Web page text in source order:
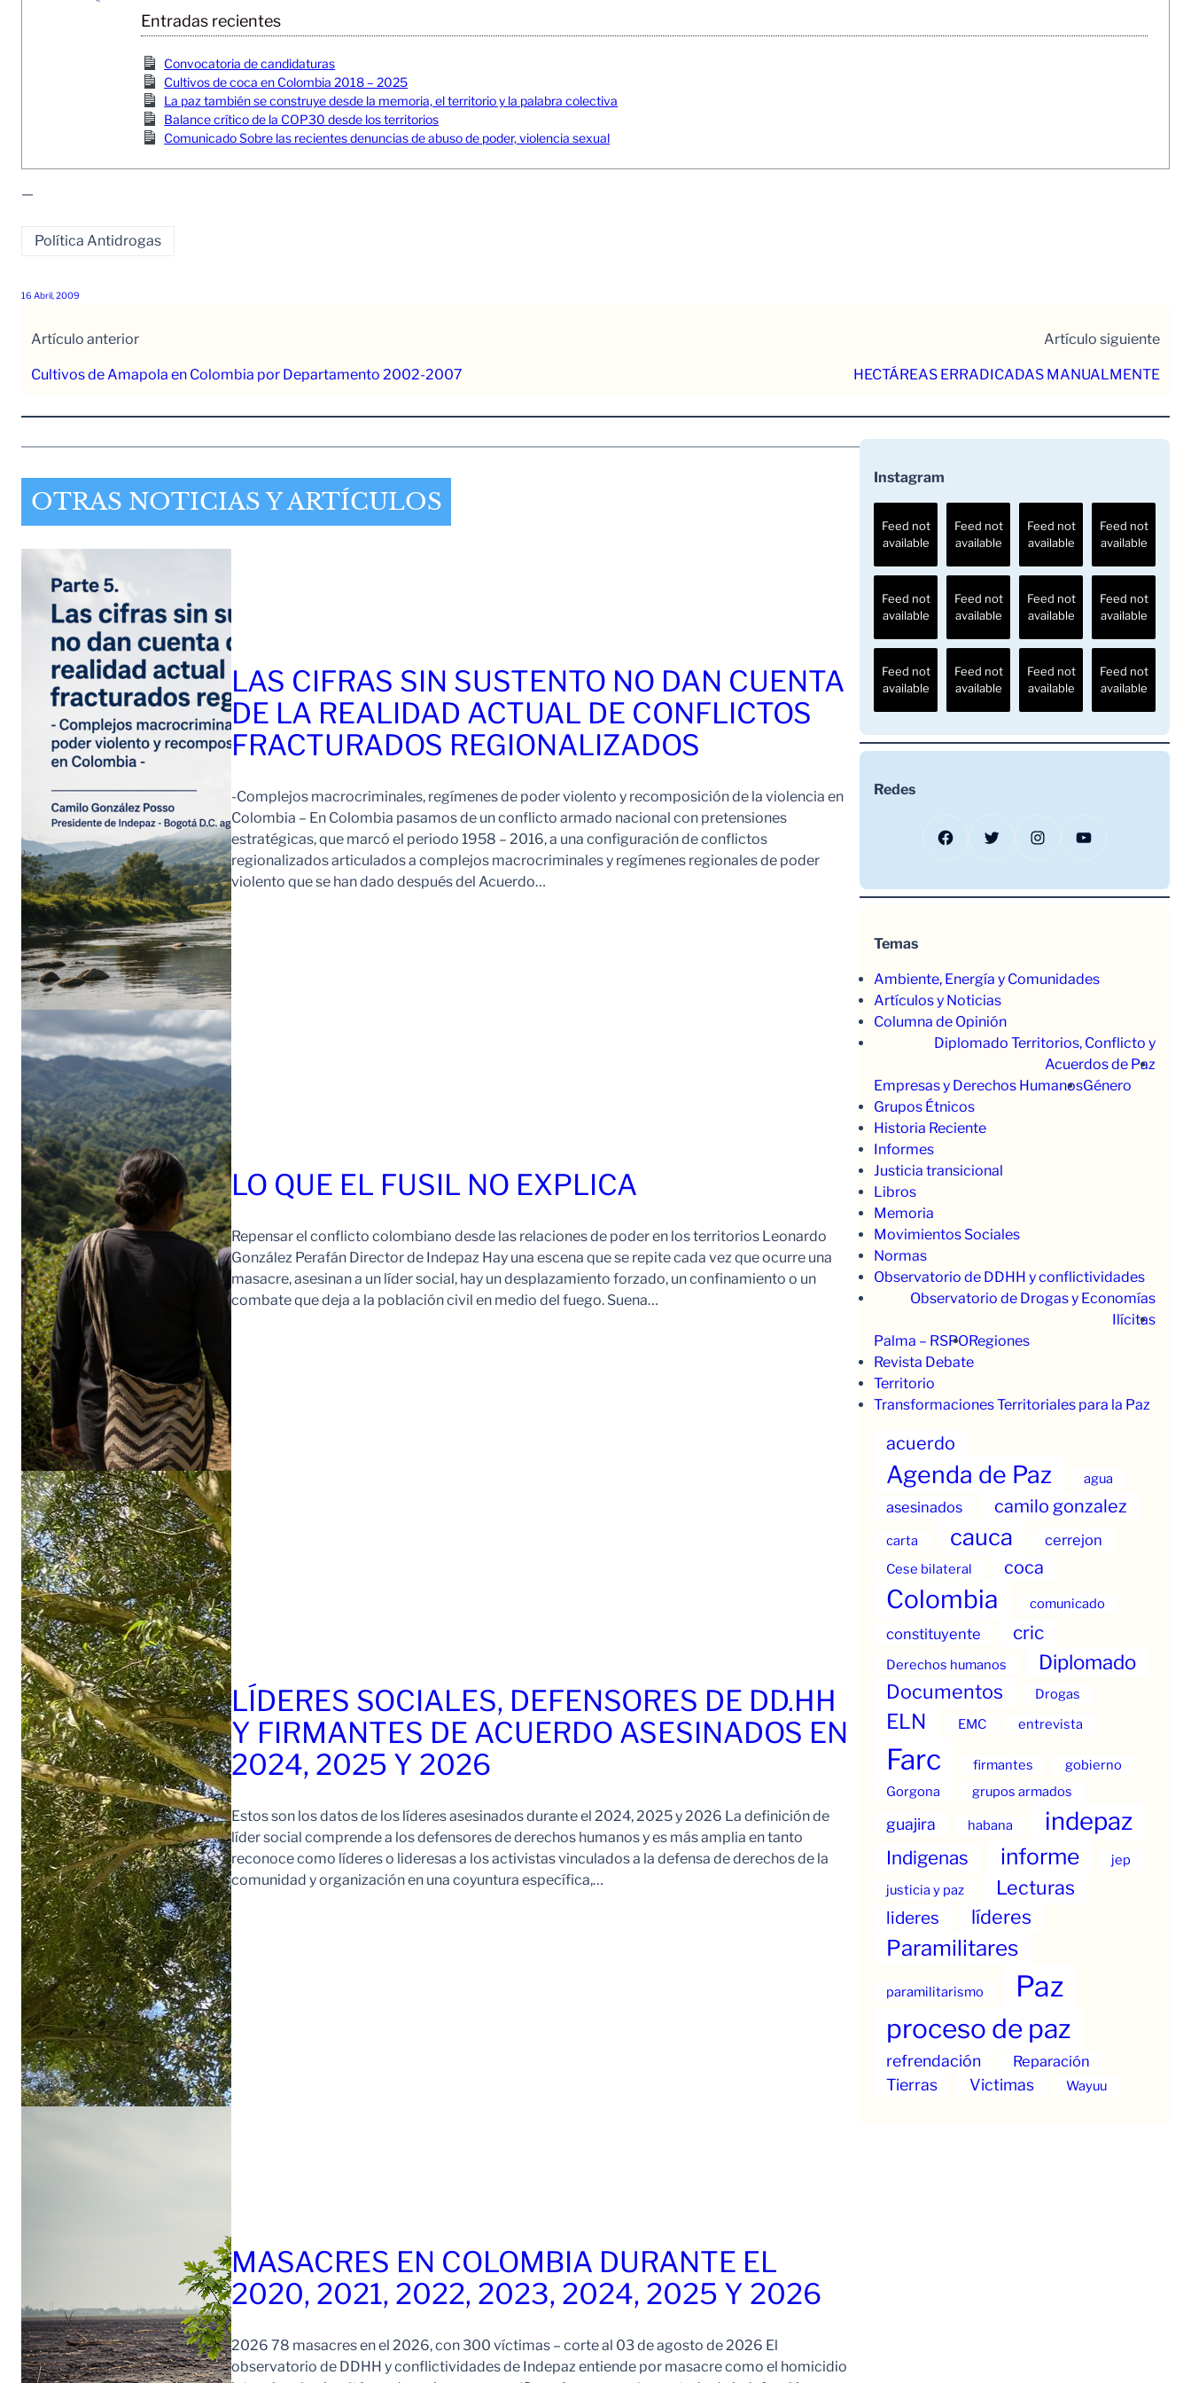
Entradas recientes
Convocatoria de candidaturas
Cultivos de coca en Colombia 2018 – 2025
La paz también se construye desde la memoria, el territorio y la palabra colectiva
Balance crítico de la COP30 desde los territorios
Comunicado Sobre las recientes denuncias de abuso de poder, violencia sexual
—
Política Antidrogas
16 Abril, 2009
Artículo anterior
Cultivos de Amapola en Colombia por Departamento 2002-2007
Artículo siguiente
HECTÁREAS ERRADICADAS MANUALMENTE
OTRAS NOTICIAS Y ARTÍCULOS
LAS CIFRAS SIN SUSTENTO NO DAN CUENTA
DE LA REALIDAD ACTUAL DE CONFLICTOS
FRACTURADOS REGIONALIZADOS
-Complejos macrocriminales, regímenes de poder violento y recomposición de la violencia en
Colombia – En Colombia pasamos de un conflicto armado nacional con pretensiones
estratégicas, que marcó el periodo 1958 – 2016, a una configuración de conflictos
regionalizados articulados a complejos macrocriminales y regímenes regionales de poder
violento que se han dado después del Acuerdo…
LO QUE EL FUSIL NO EXPLICA
Repensar el conflicto colombiano desde las relaciones de poder en los territorios Leonardo
González Perafán Director de Indepaz Hay una escena que se repite cada vez que ocurre una
masacre, asesinan a un líder social, hay un desplazamiento forzado, un confinamiento o un
combate que deja a la población civil en medio del fuego. Suena…
LÍDERES SOCIALES, DEFENSORES DE DD.HH
Y FIRMANTES DE ACUERDO ASESINADOS EN
2024, 2025 Y 2026
Estos son los datos de los líderes asesinados durante el 2024, 2025 y 2026 La definición de
líder social comprende a los defensores de derechos humanos y es más amplia en tanto
reconoce como líderes o lideresas a los activistas vinculados a la defensa de derechos de la
comunidad y organización en una coyuntura específica,…
MASACRES EN COLOMBIA DURANTE EL
2020, 2021, 2022, 2023, 2024, 2025 Y 2026
2026 78 masacres en el 2026, con 300 víctimas – corte al 03 de agosto de 2026 El
observatorio de DDHH y conflictividades de Indepaz entiende por masacre como el homicidio
Instagram
Feed not
available
Feed not
available
Feed not
available
Feed not
available
Feed not
available
Feed not
available
Feed not
available
Feed not
available
Feed not
available
Feed not
available
Feed not
available
Feed not
available
Redes
Facebook Twitter Instagram YouTube
Temas
Ambiente, Energía y Comunidades
Artículos y Noticias
Columna de Opinión
Diplomado Territorios, Conflicto y
Acuerdos de Paz
Empresas y Derechos HumanosGénero
Grupos Étnicos
Historia Reciente
Informes
Justicia transicional
Libros
Memoria
Movimientos Sociales
Normas
Observatorio de DDHH y conflictividades
Observatorio de Drogas y Economías
Ilícitas
Palma – RSPORegiones
Revista Debate
Territorio
Transformaciones Territoriales para la Paz
acuerdo
Agenda de Paz agua
asesinados camilo gonzalez
carta cauca cerrejon
Cese bilateral coca
Colombia comunicado
constituyente cric
Derechos humanos Diplomado
Documentos Drogas
ELN EMC entrevista
Farc firmantes
gobierno
Gorgona
grupos armados
guajira habana indepaz
Indigenas informe
jep
justicia y paz
Lecturas
lideres líderes
Paramilitares
paramilitarismo Paz
proceso de paz
refrendación Reparación
Tierras Victimas Wayuu